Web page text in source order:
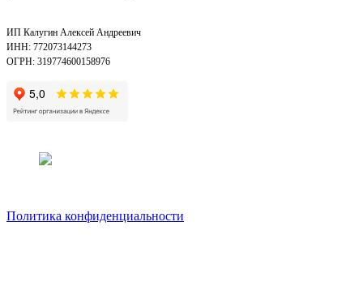
ИП Калугин Алексей Андреевич
ИНН: 772073144273
ОГРН: 319774600158976
Политика конфиденциальности